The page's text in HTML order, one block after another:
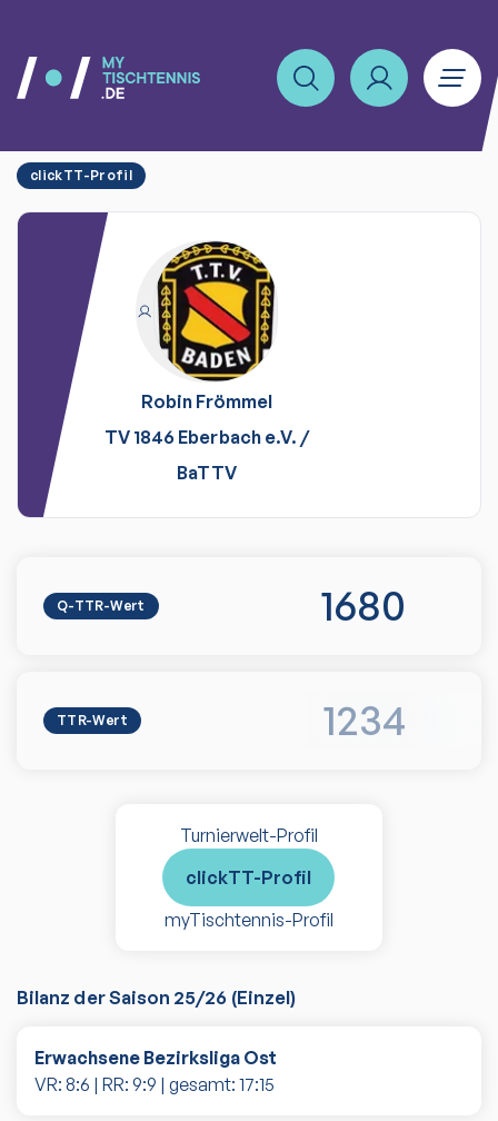
clickTT-Profil
Robin Frömmel
TV 1846 Eberbach e.V. /
BaTTV
Q-TTR-Wert 1680
TTR-Wert 1234
Turnierwelt-Profil
clickTT-Profil
myTischtennis-Profil
Bilanz der Saison 25/26 (Einzel)
Erwachsene Bezirksliga Ost
VR: 8:6 | RR: 9:9 | gesamt: 17:15